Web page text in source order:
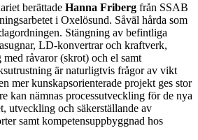
berättade Hanna Friberg från SSAB
i Oxelösund. Såväl hårda som
Stängning av befintliga
LD-konvertrar och kraftverk,
råvaror (skrot) och el samt
är naturligtvis frågor av vikt
mer kunskapsorienterade projekt ges stor
kan nämnas processutveckling för de nya
utveckling och säkerställande av
samt kompetensuppbyggnad hos